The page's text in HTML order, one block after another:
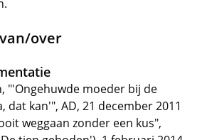
over
"'Ongehuwde moeder bij de
dat kan'", AD, 21 december 2011
weggaan zonder een kus",